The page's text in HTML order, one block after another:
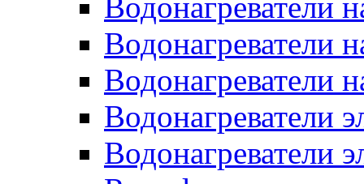
Водонагреватели
Водонагреватели
Водонагреватели
Водонагреватели